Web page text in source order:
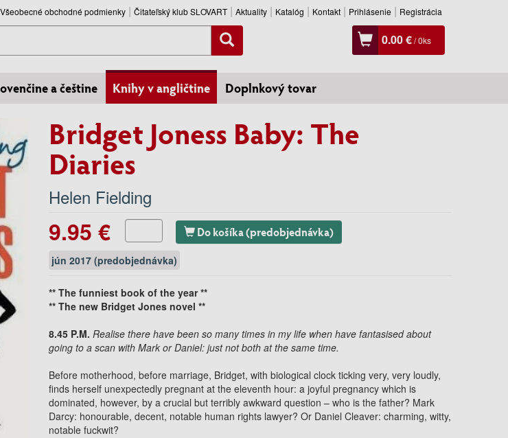
Všeobecné obchodné podmienky Čitateľský klub SLOVART Aktuality Katalóg Kontakt Prihlásenie Registrácia
0.00 €/0ks
a češtine Knihy v angličtine Doplnkový tovar
Bridget Joness Baby: The
Diaries
Helen Fielding
9.95 € Do košíka (predobjednávka)
jún 2017 (predobjednávka)
** The funniest book of the year **
**The new Bridget Jones novel **
8.45 P.M. Realise there have been so many times in my life when have fantasised about
going to a scan with Mark or Daniel: just not both at the same time.
Before motherhood, before marriage, Bridget, with biological clock ticking very, very loudly,
finds herself unexpectedly pregnant at the eleventh hour: a joyful pregnancy which is
dominated, however, by a crucial but terribly awkward question – who is the father? Mark
Darcy: honourable, decent, notable human rights lawyer? Or Daniel Cleaver: charming, witty,
notable fuckwit?